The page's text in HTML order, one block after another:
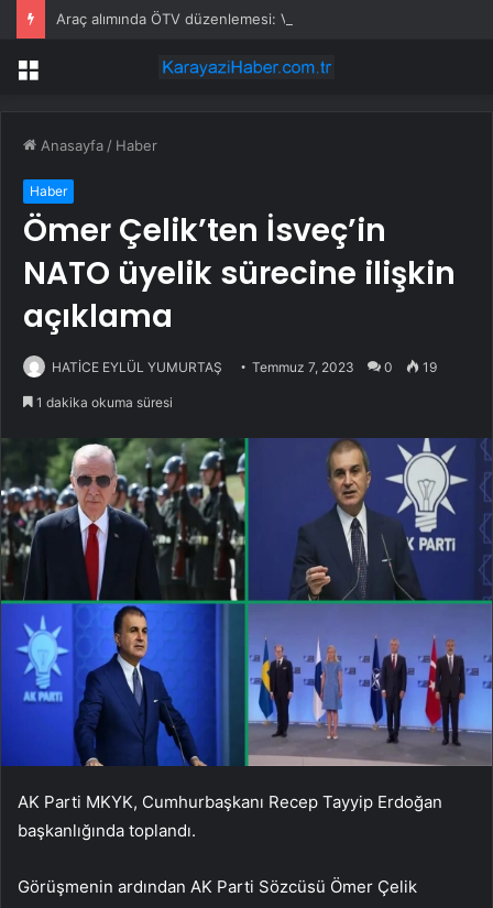
Menü
Anasayfa / Haber
Haber
Ömer Çelik’ten İsveç’in
NATO üyelik sürecine ilişkin
açıklama
HATİCE EYLÜL YUMURTAŞ Temmuz 7, 2023 0 19
1 dakika okuma süresi
AK Parti MKYK, Cumhurbaşkanı Recep Tayyip Erdoğan
başkanlığında toplandı.
Görüşmenin ardından AK Parti Sözcüsü Ömer Çelik